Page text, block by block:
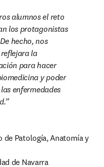
alumnos el reto
los protagonistas
hecho, nos
la
para hacer
y poder
enfermedades
de Patología, Anatomía y
de Navarra